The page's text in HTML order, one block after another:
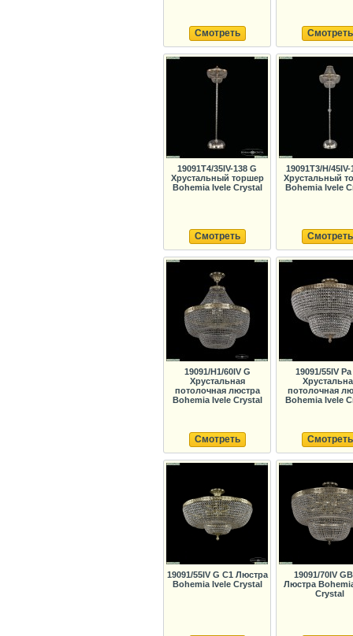
Смотреть Смотреть
19091T4/35IV-138 G
Хрустальный торшер
Bohemia Ivele Crystal
Смотреть
19091T3/H/45IV-
Хрустальный
Bohemia Ivele
Смотреть
19091/H1/60IV G
Хрустальная
потолочная люстра
Bohemia Ivele Crystal
Смотреть
19091/55IV Pa
потолочная
Bohemia Ivele
Смотреть
19091/55IV G C1 Люстра
Bohemia Ivele Crystal
19091/70IV
Люстра
Crystal